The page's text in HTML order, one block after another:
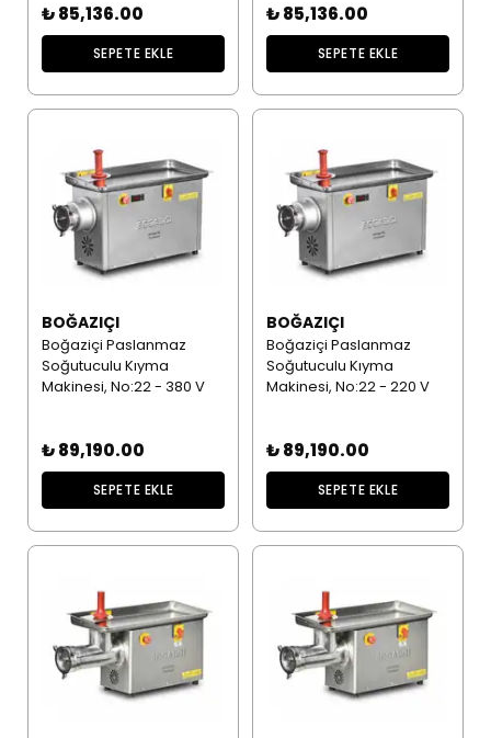
₺ 85,136.00
SEPETE EKLE
₺ 85,136.00
SEPETE EKLE
BOĞAZIÇI
Boğaziçi Paslanmaz
Soğutuculu Kıyma
Makinesi, No:22 - 380 V
₺ 89,190.00
SEPETE EKLE
BOĞAZIÇI
Boğaziçi Paslanmaz
Soğutuculu Kıyma
Makinesi, No:22 - 220 V
₺ 89,190.00
SEPETE EKLE